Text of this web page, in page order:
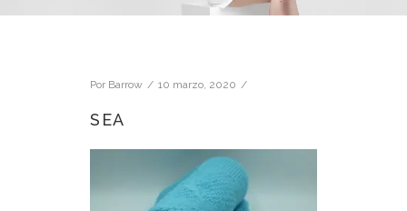
Por Barrow 10 marzo, 2020
SEA